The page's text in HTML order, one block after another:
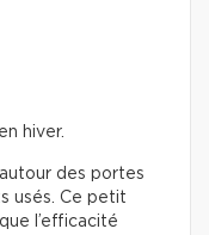
hiver.
des portes
usés. Ce petit
l’efficacité